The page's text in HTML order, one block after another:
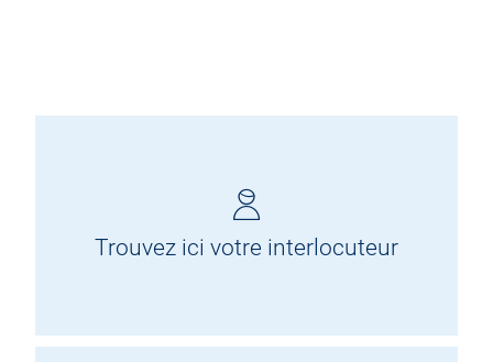
Trouvez ici votre interlocuteur